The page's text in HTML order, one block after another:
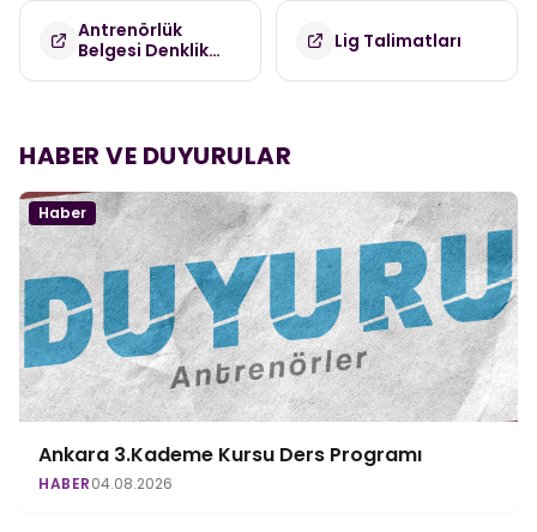
Antrenörlük
Belgesi Denklik
Lig Talimatları
HABER VE DUYURULAR
Haber
Ankara 3.Kademe Kursu Ders Programı
HABER04.08.2026